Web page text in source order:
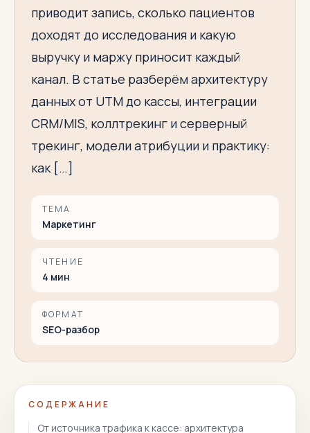
приводит запись, сколько пациентов
доходят до исследования и какую
выручку и маржу приносит каждый
канал. В статье разберём архитектуру
данных от UTM до кассы, интеграции
CRM/MIS, коллтрекинг и серверный
трекинг, модели атрибуции и практику:
как […]
ТЕМА
Маркетинг
ЧТЕНИЕ
4 мин
ФОРМАТ
SEO-разбор
СОДЕРЖАНИЕ
От источника трафика к кассе: архитектура